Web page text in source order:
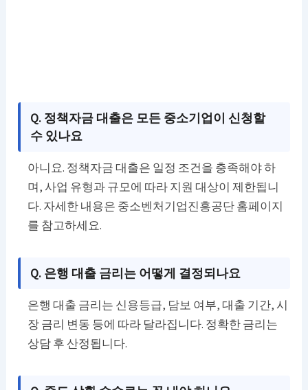
Q. 정책자금 대출은 모든 중소기업이 신청할
수 있나요
아니요. 정책자금 대출은 일정 조건을 충족해야 하
며, 사업 유형과 규모에 따라 지원 대상이 제한됩니
다. 자세한 내용은 중소벤처기업진흥공단 홈페이지
를 참고하세요.
Q. 은행 대출 금리는 어떻게 결정되나요
은행 대출 금리는 신용등급, 담보 여부, 대출 기간, 시
장 금리 변동 등에 따라 달라집니다. 정확한 금리는
상담 후 산정됩니다.